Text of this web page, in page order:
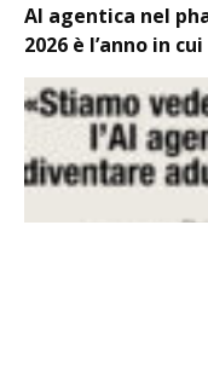
AI agentica nel
2026 è l’anno in